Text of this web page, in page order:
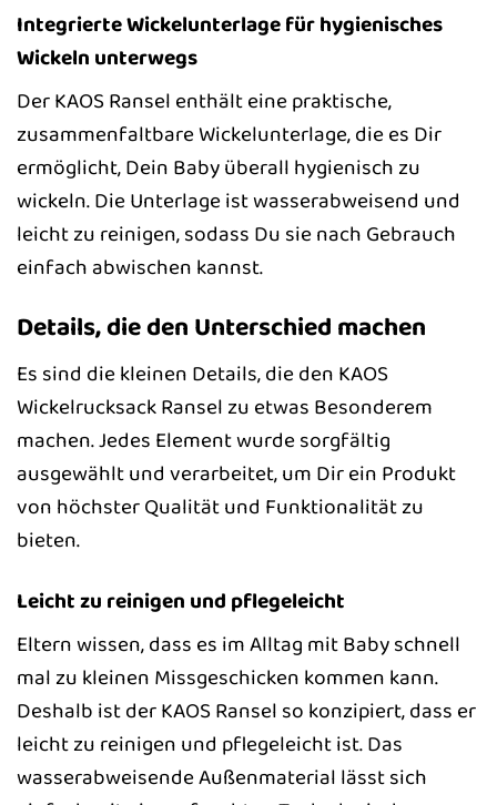
Integrierte Wickelunterlage für hygienisches
Wickeln unterwegs
Der KAOS Ransel enthält eine praktische,
zusammenfaltbare Wickelunterlage, die es Dir
ermöglicht, Dein Baby überall hygienisch zu
wickeln. Die Unterlage ist wasserabweisend und
leicht zu reinigen, sodass Du sie nach Gebrauch
einfach abwischen kannst.
Details, die den Unterschied machen
Es sind die kleinen Details, die den KAOS
Wickelrucksack Ransel zu etwas Besonderem
machen. Jedes Element wurde sorgfältig
ausgewählt und verarbeitet, um Dir ein Produkt
von höchster Qualität und Funktionalität zu
bieten.
Leicht zu reinigen und pflegeleicht
Eltern wissen, dass es im Alltag mit Baby schnell
mal zu kleinen Missgeschicken kommen kann.
Deshalb ist der KAOS Ransel so konzipiert, dass er
leicht zu reinigen und pflegeleicht ist. Das
wasserabweisende Außenmaterial lässt sich